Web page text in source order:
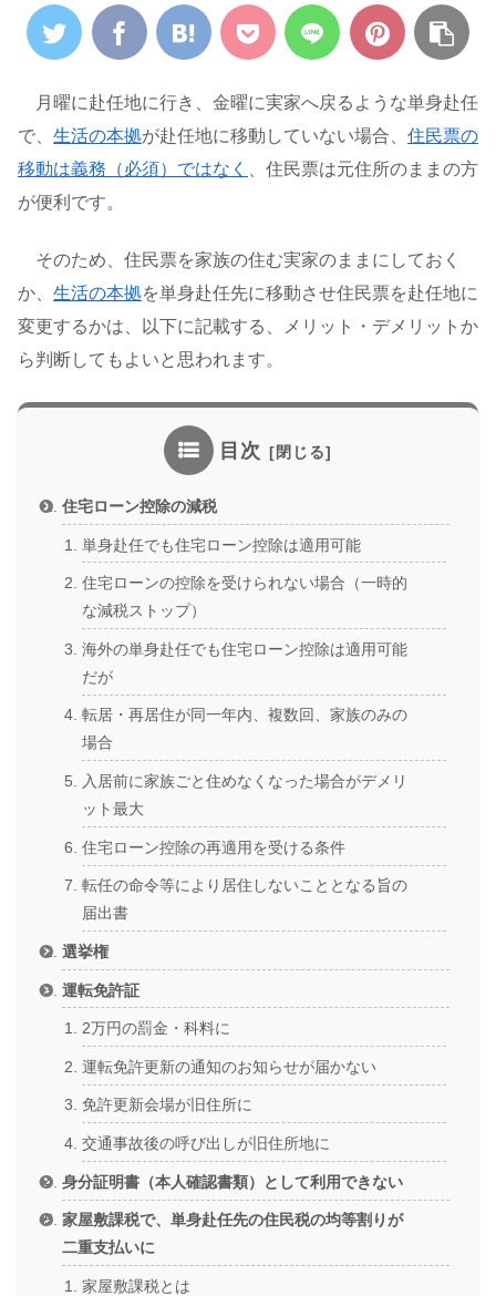
月曜に赴任地に行き、金曜に実家へ戻るような単身赴任
で、 生活の本拠が赴任地に移動していない場合、 住民票の
移動は義務（必須）ではなく
、住民票は元住所のままの方
が便利です。
そのため、住民票を家族の住む実家のままにしておく
か、 生活の本拠を単身赴任先に移動させ住民票を赴任地に
変更するかは、以下に記載する、メリット・デメリットか
ら判断してもよいと思われます。
目次
住宅ローン控除の減税
単身赴任でも住宅ローン控除は適用可能
住宅ローンの控除を受けられない場合（一時的
な減税ストップ）
海外の単身赴任でも住宅ローン控除は適用可能
だが
転居・再居住が同一年内、複数回、家族のみの
場合
入居前に家族ごと住めなくなった場合がデメリ
ット最大
住宅ローン控除の再適用を受ける条件
転任の命令等により居住しないこととなる旨の
届出書
選挙権
運転免許証
2万円の罰金・科料に
運転免許更新の通知のお知らせが届かない
免許更新会場が旧住所に
交通事故後の呼び出しが旧住所地に
身分証明書（本人確認書類）として利用できない
家屋敷課税で、単身赴任先の住民税の均等割りが
二重支払いに
家屋敷課税とは